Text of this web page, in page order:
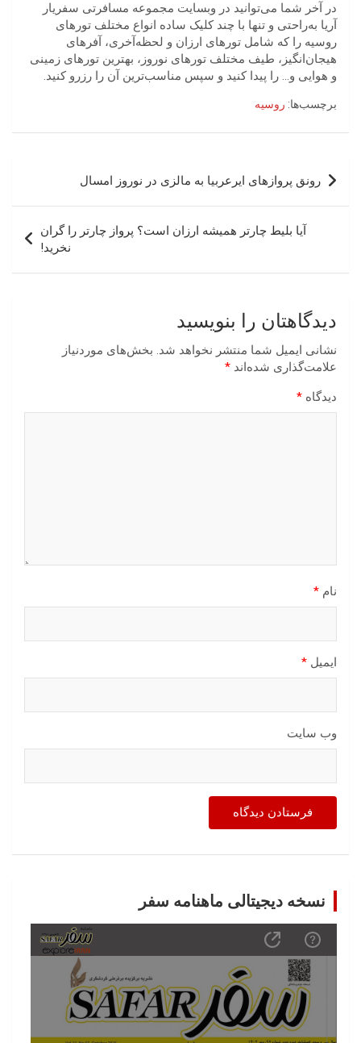
در آخر شما می‌‌توانید در وبسایت مجموعه مسافرتی سفریار
آریا به‌راحتی و تنها با چند کلیک ساده انواع مختلف تورهای
روسیه را که شامل تورهای ارزان و لحظه‌آخری، آفرهای
هیجان‌انگیز، طیف مختلف تور­های نوروز، بهترین تورهای زمینی
و هوایی و… را پیدا کنید و سپس مناسب‌‌ترین آن را رزرو کنید.
برچسب‌ها: روسیه
راهبری
نوشته
رونق پروازهای ایرعربیا به مالزی در نوروز امسال
آیا بلیط چارتر همیشه ارزان است؟ پرواز چارتر را گران
نخرید!
دیدگاهتان را بنویسید
نشانی ایمیل شما منتشر نخواهد شد. بخش‌های موردنیاز
علامت‌گذاری شده‌اند *
دیدگاه *
نام *
ایمیل *
وب‌ سایت
نسخه دیجیتالی ماهنامه سفر